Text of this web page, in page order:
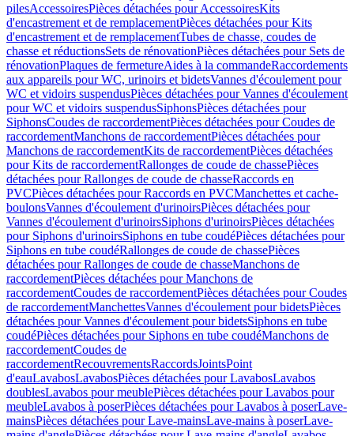
pilesAccessoiresPièces détachées pour AccessoiresKits
d'encastrement et de remplacementPièces détachées pour Kits
d'encastrement et de remplacementTubes de chasse, coudes de
chasse et réductionsSets de rénovationPièces détachées pour Sets de
rénovationPlaques de fermetureAides à la commandeRaccordements
aux appareils pour WC, urinoirs et bidetsVannes d'écoulement pour
WC et vidoirs suspendusPièces détachées pour Vannes d'écoulement
pour WC et vidoirs suspendusSiphonsPièces détachées pour
SiphonsCoudes de raccordementPièces détachées pour Coudes de
raccordementManchons de raccordementPièces détachées pour
Manchons de raccordementKits de raccordementPièces détachées
pour Kits de raccordementRallonges de coude de chassePièces
détachées pour Rallonges de coude de chasseRaccords en
PVCPièces détachées pour Raccords en PVCManchettes et cache-
boulonsVannes d'écoulement d'urinoirsPièces détachées pour
Vannes d'écoulement d'urinoirsSiphons d'urinoirsPièces détachées
pour Siphons d'urinoirsSiphons en tube coudéPièces détachées pour
Siphons en tube coudéRallonges de coude de chassePièces
détachées pour Rallonges de coude de chasseManchons de
raccordementPièces détachées pour Manchons de
raccordementCoudes de raccordementPièces détachées pour Coudes
de raccordementManchettesVannes d'écoulement pour bidetsPièces
détachées pour Vannes d'écoulement pour bidetsSiphons en tube
coudéPièces détachées pour Siphons en tube coudéManchons de
raccordementCoudes de
raccordementRecouvrementsRaccordsJointsPoint
d'eauLavabosLavabosPièces détachées pour LavabosLavabos
doublesLavabos pour meublePièces détachées pour Lavabos pour
meubleLavabos à poserPièces détachées pour Lavabos à poserLave-
mainsPièces détachées pour Lave-mainsLave-mains à poserLave-